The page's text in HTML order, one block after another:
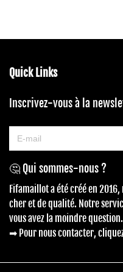
Quick Links
Inscrivez-vous à la
🤔 Qui sommes-nous ?
Fifamaillot a été créé en
cher et de qualité. Notre
vous avez la moindre question.
➡ Pour nous contacter,